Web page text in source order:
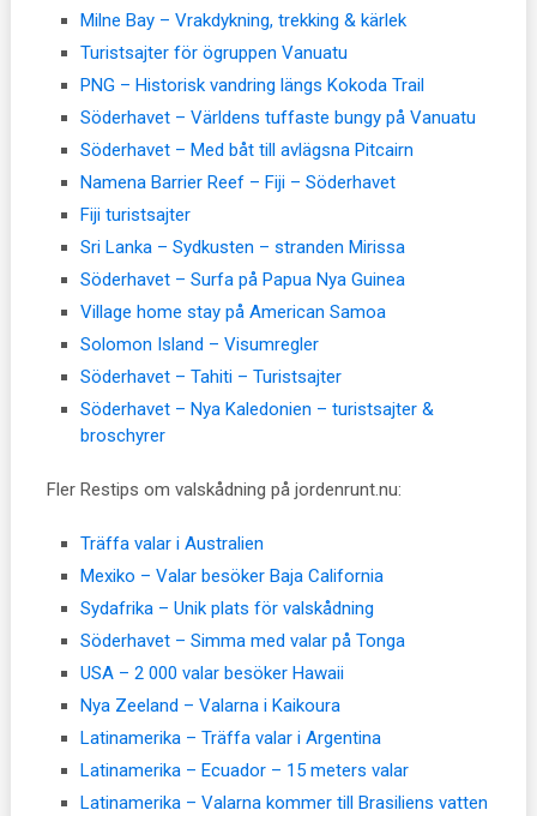
Milne Bay – Vrakdykning, trekking & kärlek
Turistsajter för ögruppen Vanuatu
PNG – Historisk vandring längs Kokoda Trail
Söderhavet – Världens tuffaste bungy på Vanuatu
Söderhavet – Med båt till avlägsna Pitcairn
Namena Barrier Reef – Fiji – Söderhavet
Fiji turistsajter
Sri Lanka – Sydkusten – stranden Mirissa
Söderhavet – Surfa på Papua Nya Guinea
Village home stay på American Samoa
Solomon Island – Visumregler
Söderhavet – Tahiti – Turistsajter
Söderhavet – Nya Kaledonien – turistsajter &
broschyrer
Fler Restips om valskådning på jordenrunt.nu:
Träffa valar i Australien
Mexiko – Valar besöker Baja California
Sydafrika – Unik plats för valskådning
Söderhavet – Simma med valar på Tonga
USA – 2 000 valar besöker Hawaii
Nya Zeeland – Valarna i Kaikoura
Latinamerika – Träffa valar i Argentina
Latinamerika – Ecuador – 15 meters valar
Latinamerika – Valarna kommer till Brasiliens vatten